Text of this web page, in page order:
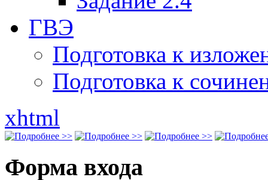
ГВЭ
Подготовка к
Подготовка к
xhtml
Форма входа